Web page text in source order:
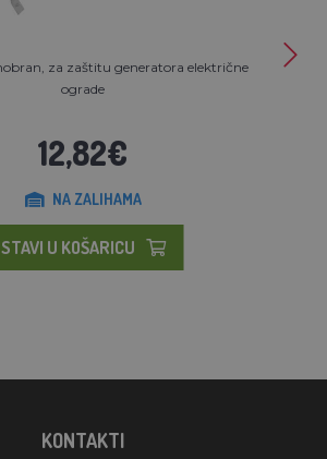
za zaštitu generatora električne
ograde
12,82€
NA ZALIHAMA
STAVI U KOŠARICU
KONTAKTI